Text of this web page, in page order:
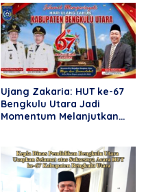
Ujang Zakaria: HUT ke-67
Bengkulu Utara Jadi
Momentum Melanjutkan